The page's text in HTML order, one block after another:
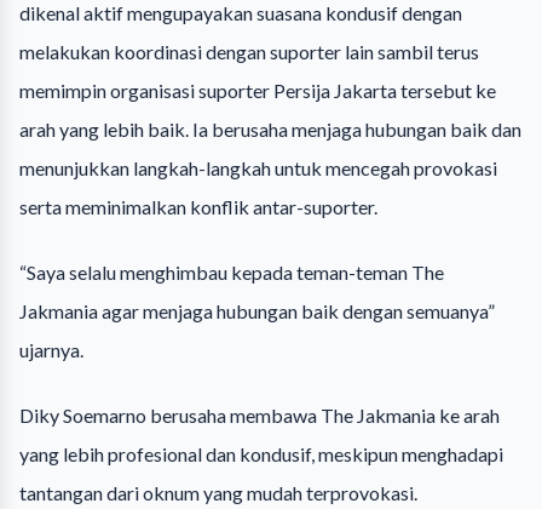
dikenal aktif mengupayakan suasana kondusif dengan
melakukan koordinasi dengan suporter lain sambil terus
memimpin organisasi suporter Persija Jakarta tersebut ke
arah yang lebih baik. Ia berusaha menjaga hubungan baik dan
menunjukkan langkah-langkah untuk mencegah provokasi
serta meminimalkan konflik antar-suporter.
“Saya selalu menghimbau kepada teman-teman The
Jakmania agar menjaga hubungan baik dengan semuanya”
ujarnya.
Diky Soemarno berusaha membawa The Jakmania ke arah
yang lebih profesional dan kondusif, meskipun menghadapi
tantangan dari oknum yang mudah terprovokasi.